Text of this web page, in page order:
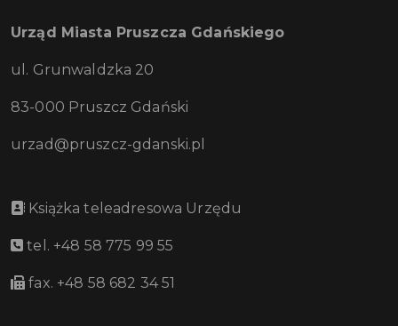
Urząd Miasta Pruszcza Gdańskiego
ul. Grunwaldzka 20
83-000 Pruszcz Gdański
urzad@pruszcz-gdanski.pl
Książka teleadresowa Urzędu
tel. +48 58 775 99 55
fax. +48 58 682 34 51